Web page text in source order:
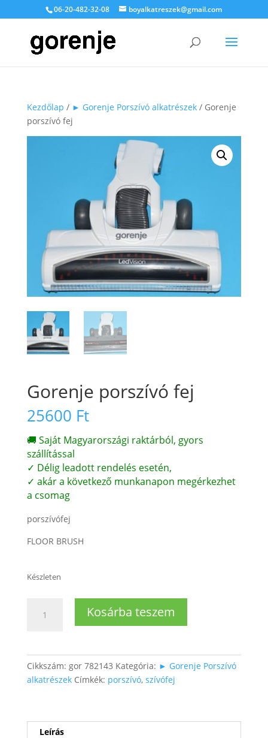
06-20-482-32-08 boyalkatreszek@gmail.com
Kezdőlap / ► Gorenje Porszívó alkatrészek/ Gorenje
porszívó fej
Gorenje porszívó fej
25600 Ft
🚚 Saját Magyarországi raktárból, gyors
szállítással
✓ Délig leadott rendelés esetén,
✓ akár a következő munkanapon megérkezhet
a csomag
porszívófej
FLOOR BRUSH
Készleten
porszívó
Kosárba teszem
Cikkszám: gor 782143 Kategória: ► Gorenje Porszívó
alkatrészek Címkék: porszívó, szívófej
Leírás